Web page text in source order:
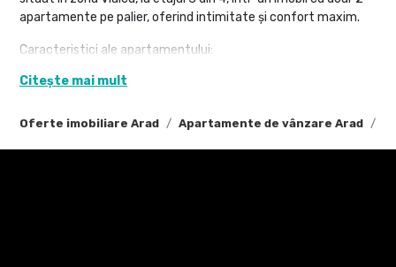
Oferte imobiliare Arad Apartamente de vânzare Arad
apartamente pe palier, oferind intimitate și confort maxim.
Caracteristici ale apartamentului:
Suprafață utilă: 80 mp
4 camere decomandate, compartimentare practică și
Citește mai mult